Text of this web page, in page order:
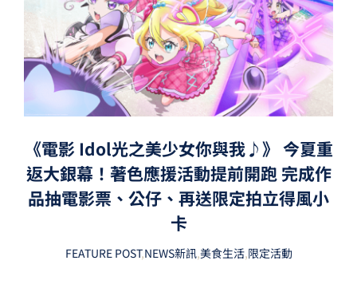
《電影 Idol光之美少女你與我♪》 今夏重
返大銀幕！著色應援活動提前開跑 完成作
品抽電影票、公仔、再送限定拍立得風小
卡
FEATURE POST,NEWS新訊,美食生活,限定活動